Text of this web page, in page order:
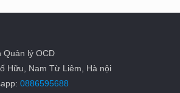
Quản lý OCD
Hữu, Nam Từ Liêm, Hà nội
0886595688